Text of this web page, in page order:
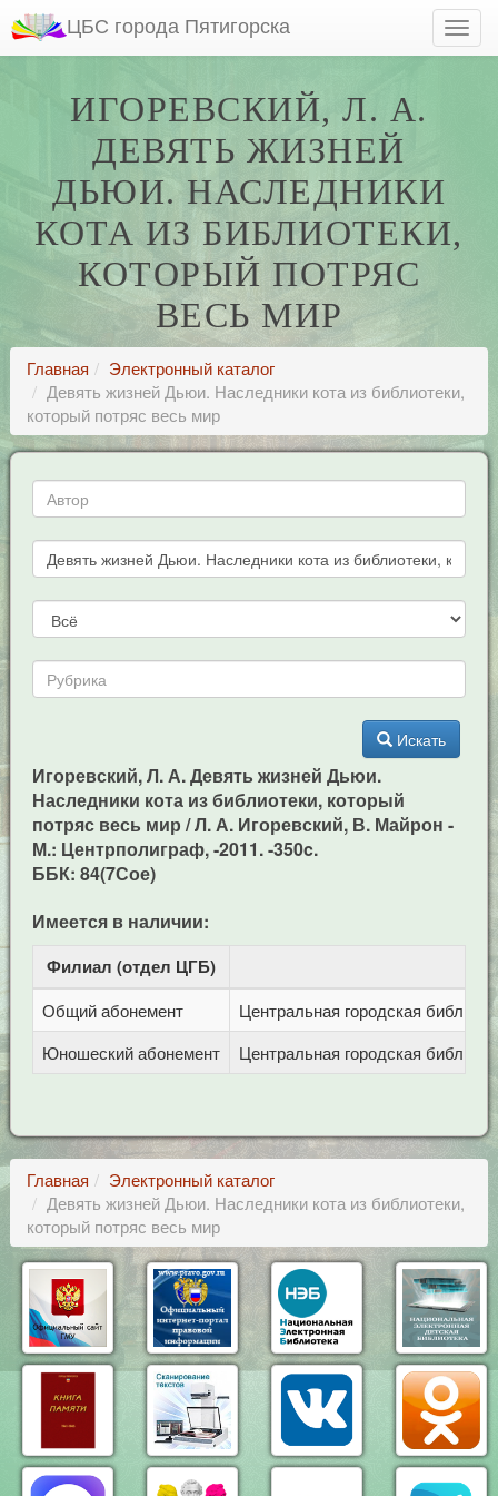
ЦБС города Пятигорска
ИГОРЕВСКИЙ, Л. А.
ДЕВЯТЬ ЖИЗНЕЙ
ДЬЮИ. НАСЛЕДНИКИ
КОТА ИЗ БИБЛИОТЕКИ,
КОТОРЫЙ ПОТРЯС
ВЕСЬ МИР
Главная
Электронный каталог
Девять жизней Дьюи. Наследники кота из библиотеки,
который потряс весь мир
Искать
Игоревский, Л. А. Девять жизней Дьюи.
Наследники кота из библиотеки, который
потряс весь мир / Л. А. Игоревский, В. Майрон -
М.: Центрполиграф, -2011. -350c.
ББК: 84(7Сое)
Имеется в наличии:
Филиал (отдел ЦГБ)
Общий абонемент
Центральная городская
Юношеский абонемент
Центральная городская
Главная
Электронный каталог
Девять жизней Дьюи. Наследники кота из библиотеки,
который потряс весь мир